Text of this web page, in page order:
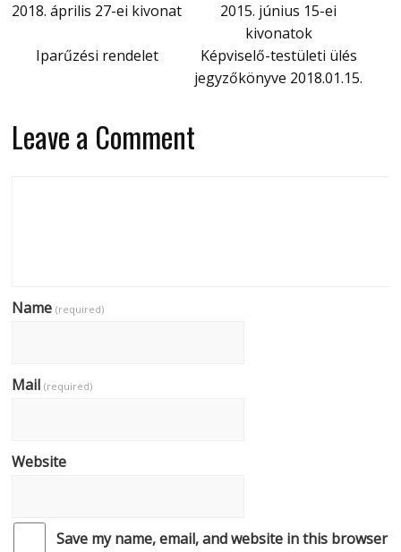
2018. április 27-ei kivonat
2015. június 15-ei
kivonatok
Iparűzési rendelet
Képviselő-testületi ülés
jegyzőkönyve 2018.01.15.
Leave a Comment
Name(required)
Mail(required)
Website
Save my name, email, and website in this browser